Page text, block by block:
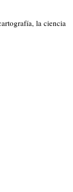
la ciencia